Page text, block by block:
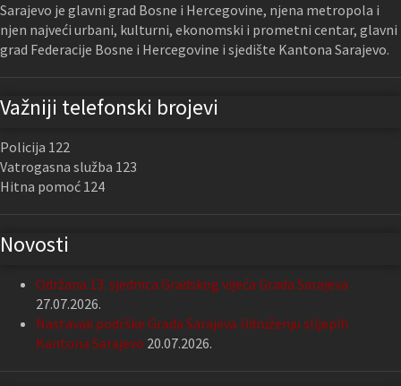
Sarajevo je glavni grad Bosne i Hercegovine, njena metropola i
njen najveći urbani, kulturni, ekonomski i prometni centar, glavni
grad Federacije Bosne i Hercegovine i sjedište Kantona Sarajevo.
Važniji telefonski brojevi
Policija 122
Vatrogasna služba 123
Hitna pomoć 124
Novosti
Održana 13. sjednica Gradskog vijeća Grada Sarajeva
27.07.2026.
Nastavak podrške Grada Sarajeva Udruženju slijepih
Kantona Sarajevo 20.07.2026.